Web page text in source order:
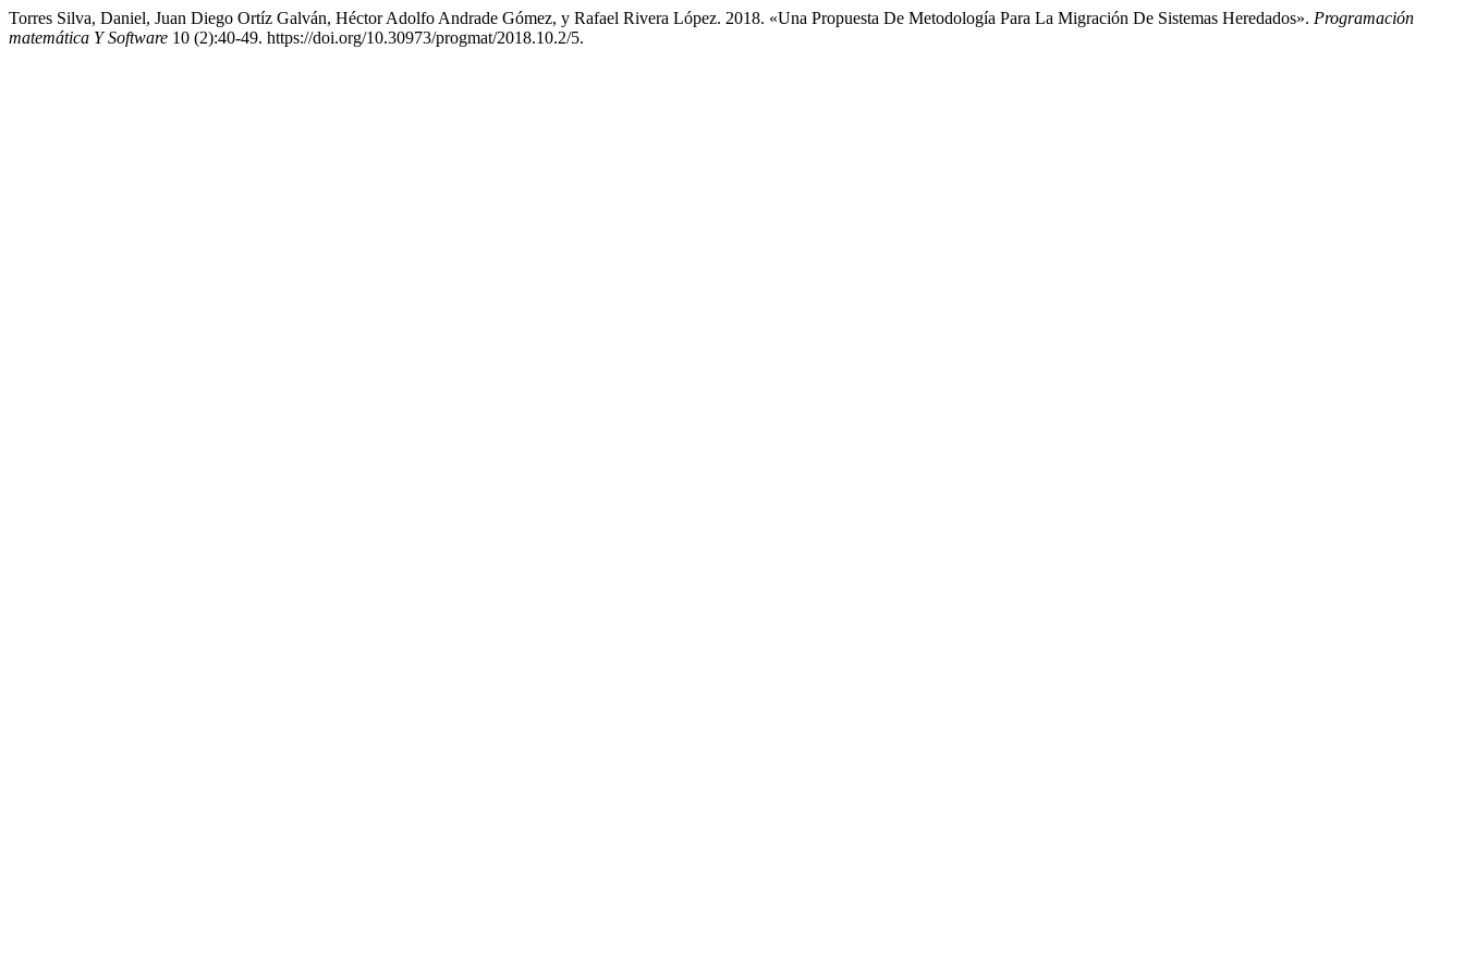
Torres Silva, Daniel, Juan Diego Ortíz Galván, Héctor Adolfo Andrade Gómez, y Rafael Rivera López. 2018. «Una Propuesta De Metodología Para La Migración De Sistemas Heredados». Programación
matemática Y Software 10 (2):40-49. https://doi.org/10.30973/progmat/2018.10.2/5.